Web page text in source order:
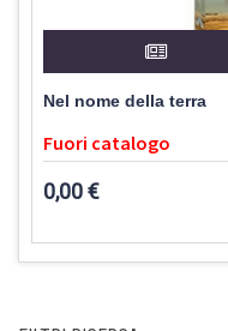
Nel nome della terra
Fuori catalogo
0,00 €